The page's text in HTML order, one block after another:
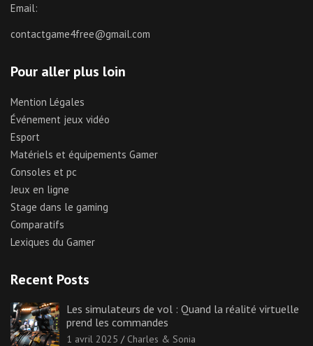
Email:
contactgame4free@gmail.com
Pour aller plus loin
Mention Légales
Événement jeux vidéo
Esport
Matériels et équipements Gamer
Consoles et pc
Jeux en ligne
Stage dans le gaming
Comparatifs
Lexiques du Gamer
Recent Posts
Les simulateurs de vol : Quand la réalité virtuelle
prend les commandes
1 avril 2025 Charles & Sonia